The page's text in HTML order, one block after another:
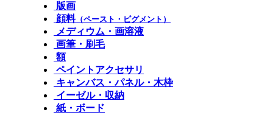
版画
顔料（ペースト・ピグメント）
メディウム・画溶液
画筆・刷毛
額
ペイントアクセサリ
キャンバス・パネル・木枠
イーゼル・収納
紙・ボード